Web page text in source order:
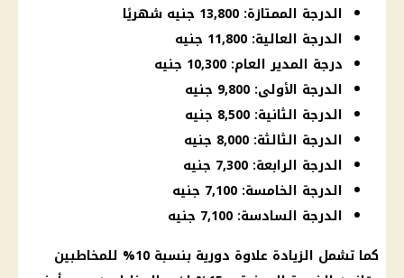
الدرجة الممتازة: 13,800 جنيه شهريًا
الدرجة العالية: 11,800 جنيه
درجة المدير العام: 10,300 جنيه
الدرجة الأولى: 9,800 جنيه
الدرجة الثانية: 8,500 جنيه
الدرجة الثالثة: 8,000 جنيه
الدرجة الرابعة: 7,300 جنيه
الدرجة الخامسة: 7,100 جنيه
الدرجة السادسة: 7,100 جنيه
كما تشمل الزيادة علاوة دورية بنسبة 10% للمخاطبين